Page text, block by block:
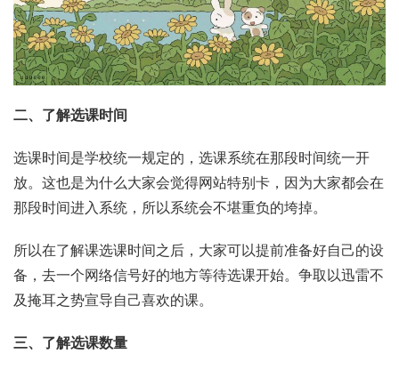
二、了解选课时间
选课时间是学校统一规定的，选课系统在那段时间统一开
放。这也是为什么大家会觉得网站特别卡，因为大家都会在
那段时间进入系统，所以系统会不堪重负的垮掉。
所以在了解课选课时间之后，大家可以提前准备好自己的设
备，去一个网络信号好的地方等待选课开始。争取以迅雷不
及掩耳之势宣导自己喜欢的课。
三、了解选课数量